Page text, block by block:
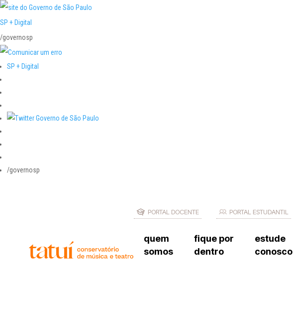
SP + Digital
/governosp
SP + Digital
/governosp
PORTAL DOCENTE PORTAL ESTUDANTIL
quem
somos
fique por
dentro
estude
conosco